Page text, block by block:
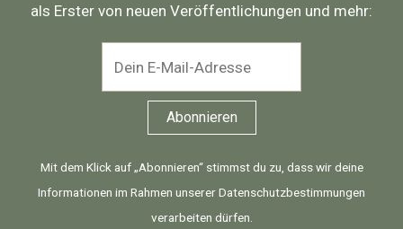
als Erster von neuen Veröffentlichungen und mehr:
Mit dem Klick auf „Abonnieren“ stimmst du zu, dass wir deine
Informationen im Rahmen unsererDatenschutzbestimmungen
verarbeiten dürfen.